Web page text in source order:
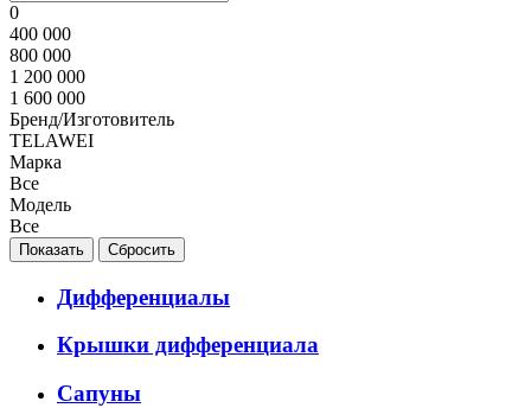
По популярности
0
400 000
800 000
1 200 000
1 600 000
Бренд/Изготовитель
TELAWEI
Марка
Все
Модель
Все
Дифференциалы
Крышки дифференциала
Сапуны